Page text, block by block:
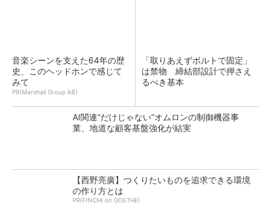
音楽シーンを支えた64年の歴
史、このヘッドホンで感じて
みて
PR(Marshall Group AB)
「取りあえずボルトで固定」
は禁物 締結部設計で押さえ
るべき基本
AI関連“だけじゃない”オムロンの制御機器事
業、地道な顧客基盤強化が結実
【西野亮廣】つくりたいものを追求できる環境
の作り方とは
PR(FINCHI on GOETHE)